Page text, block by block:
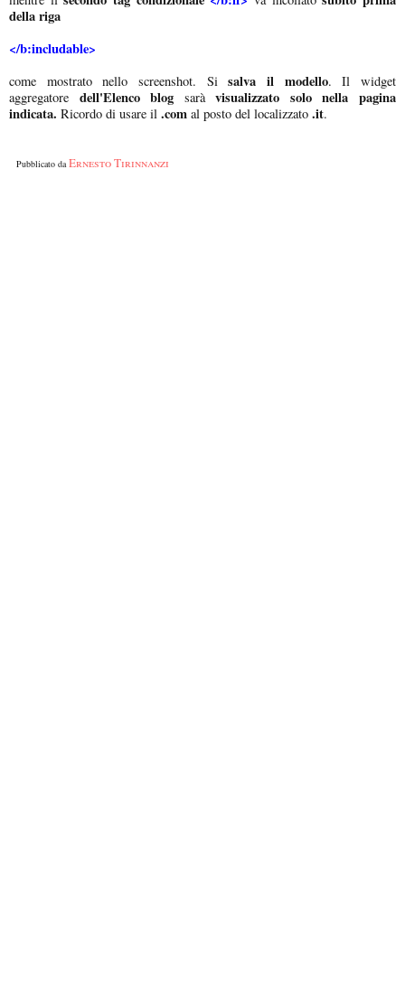
della riga
</b:includable>
come mostrato nello screenshot. Sisalva il modello. Il widget
aggregatore dell'Elenco blog saràvisualizzato solo nella pagina
indicata. Ricordo di usare il .com al posto del localizzato .it.
Pubblicato daErnesto Tirinnanzi